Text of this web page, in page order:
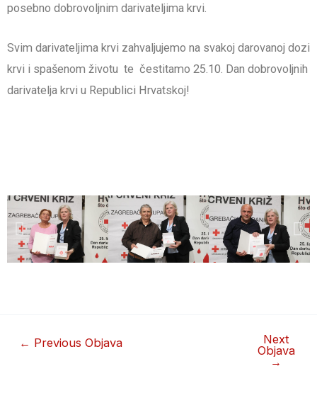
posebno dobrovoljnim darivateljima krvi.
Svim darivateljima krvi zahvaljujemo na svakoj darovanoj dozi
krvi i spašenom životu te čestitamo 25.10. Dan dobrovoljnih
darivatelja krvi u Republici Hrvatskoj!
← Previous Objava
Next
Objava
→